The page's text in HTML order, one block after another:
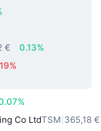
€
0.13%
Co LtdTSM 365,18 €